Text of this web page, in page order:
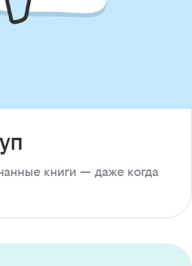
книги — даже когда